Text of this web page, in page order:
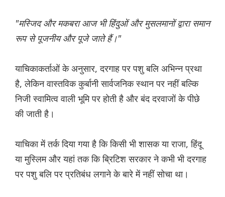
"मस्जिद और मकबरा आज भी हिंदुओं और मुसलमानों द्वारा समान
रूप से पूजनीय और पूजे जाते हैं।"
याचिकाकर्ताओं के अनुसार, दरगाह पर पशु बलि अभिन्न प्रथा
है, लेकिन वास्तविक कुर्बानी सार्वजनिक स्थान पर नहीं बल्कि
निजी स्वामित्व वाली भूमि पर होती है और बंद दरवाजों के पीछे
की जाती है।
याचिका में तर्क दिया गया है कि किसी भी शासक या राजा, हिंदू
या मुस्लिम और यहां तक कि ब्रिटिश सरकार ने कभी भी दरगाह
पर पशु बलि पर प्रतिबंध लगाने के बारे में नहीं सोचा था।